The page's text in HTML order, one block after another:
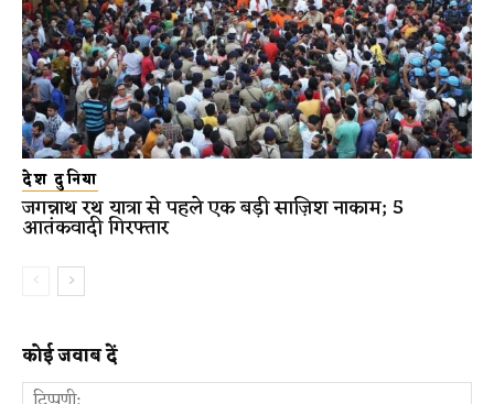
देश दुनिया
जगन्नाथ रथ यात्रा से पहले एक बड़ी साज़िश नाकाम; 5
आतंकवादी गिरफ्तार
कोई जवाब दें